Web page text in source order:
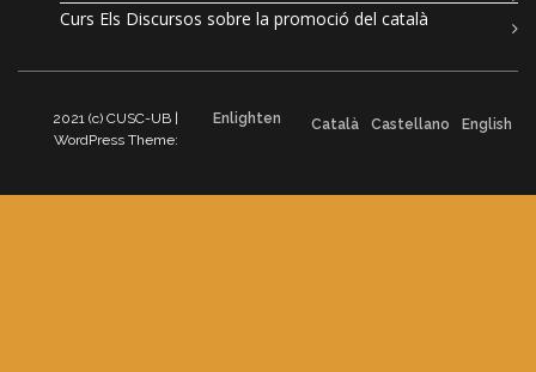
Curs Els Discursos sobre la promoció del català
2021 (c) CUSC-UB |
WordPress Theme:
Enlighten Català Castellano English